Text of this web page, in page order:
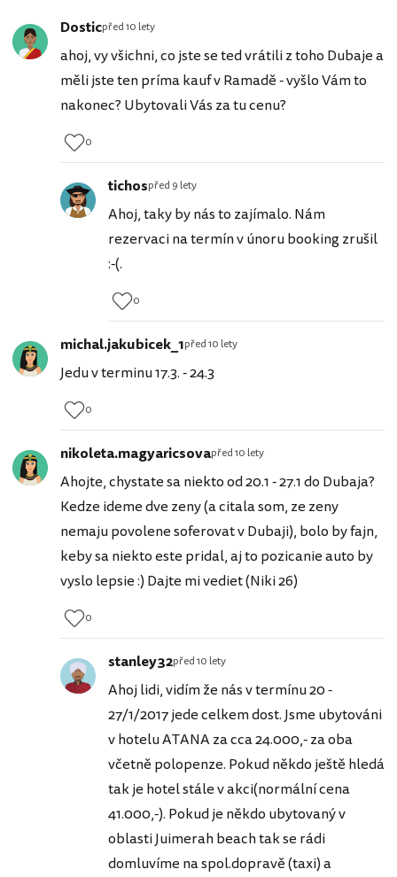
Dosticpřed 10 lety
ahoj, vy všichni, co jste se ted vrátili z toho Dubaje a
měli jste ten príma kauf v Ramadě - vyšlo Vám to
nakonec? Ubytovali Vás za tu cenu?
0
tichospřed 9 lety
Ahoj, taky by nás to zajímalo. Nám
rezervaci na termín v únoru booking zrušil
:-(.
0
michal.jakubicek_1před 10 lety
Jedu v terminu 17.3. - 24.3
0
nikoleta.magyaricsovapřed 10 lety
Ahojte, chystate sa niekto od 20.1 - 27.1 do Dubaja?
Kedze ideme dve zeny (a citala som, ze zeny
nemaju povolene soferovat v Dubaji), bolo by fajn,
keby sa niekto este pridal, aj to pozicanie auto by
vyslo lepsie :) Dajte mi vediet (Niki 26)
0
stanley32před 10 lety
Ahoj lidi, vidím že nás v termínu 20 -
27/1/2017 jede celkem dost. Jsme ubytováni
v hotelu ATANA za cca 24.000,- za oba
včetně polopenze. Pokud někdo ještě hledá
tak je hotel stále v akci(normální cena
41.000,-). Pokud je někdo ubytovaný v
oblasti Juimerah beach tak se rádi
domluvíme na spol.dopravě (taxi) a